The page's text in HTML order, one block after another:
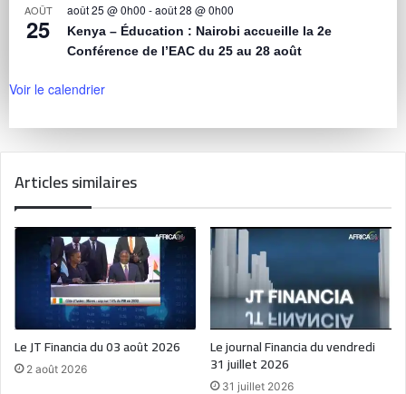
AOÛT
25
août 25 @ 0h00 -août 28 @ 0h00
Kenya – Éducation : Nairobi accueille la 2e
Conférence de l’EAC du 25 au 28 août
Voir le calendrier
Articles similaires
Le JT Financia du 03 août 2026
2 août 2026
Le journal Financia du vendredi
31 juillet 2026
31 juillet 2026